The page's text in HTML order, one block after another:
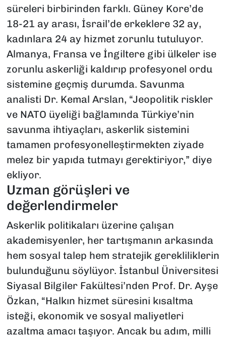
süreleri birbirinden farklı. Güney Kore’de
18-21 ay arası, İsrail’de erkeklere 32 ay,
kadınlara 24 ay hizmet zorunlu tutuluyor.
Almanya, Fransa ve İngiltere gibi ülkeler ise
zorunlu askerliği kaldırıp profesyonel ordu
sistemine geçmiş durumda. Savunma
analisti Dr. Kemal Arslan, “Jeopolitik riskler
ve NATO üyeliği bağlamında Türkiye’nin
savunma ihtiyaçları, askerlik sistemini
tamamen profesyonelleştirmekten ziyade
melez bir yapıda tutmayı gerektiriyor,” diye
ekliyor.
Uzman görüşleri ve
değerlendirmeler
Askerlik politikaları üzerine çalışan
akademisyenler, her tartışmanın arkasında
hem sosyal talep hem stratejik gerekliliklerin
bulunduğunu söylüyor. İstanbul Üniversitesi
Siyasal Bilgiler Fakültesi’nden Prof. Dr. Ayşe
Özkan, “Halkın hizmet süresini kısaltma
isteği, ekonomik ve sosyal maliyetleri
azaltma amacı taşıyor. Ancak bu adım, milli